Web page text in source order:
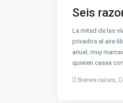
Seis
La mitad de las
privados al aire
anual, muy
quieren casas
Bienes raíces,